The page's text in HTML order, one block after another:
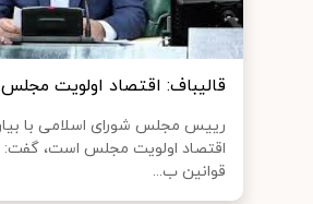
قالیباف: اقتصاد اولویت
رییس مجلس شورای اسلامی با
اقتصاد اولویت مجلس است، گفت:
قوانین ب...